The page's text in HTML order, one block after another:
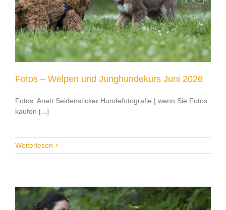
Fotos – Welpen und Junghundekurs Juni 2026
Fotos: Anett Seidensticker Hundefotografie | wenn Sie Fotos
kaufen [...]
Weiterlesen